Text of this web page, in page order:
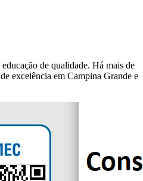
de qualidade. Há mais de
excelência em Campina Grande e